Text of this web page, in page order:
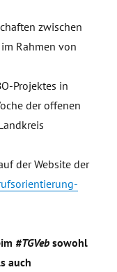
zwischen
Rahmen von
Projektes in
der offenen
der Website der
#TGVeb sowohl
auch